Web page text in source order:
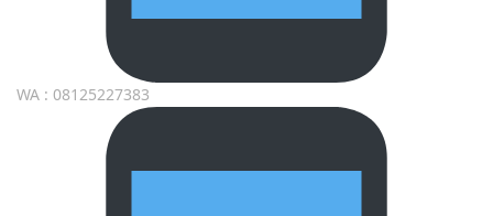
WA : 08125227383